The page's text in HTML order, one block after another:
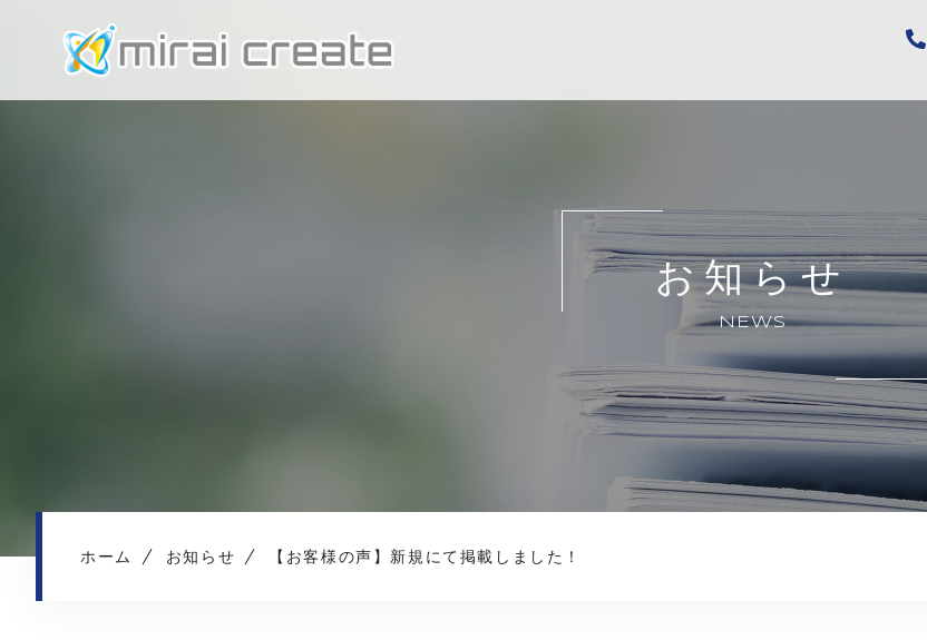
お知らせ
NEWS
ホーム お知らせ 【お客様の声】新規にて掲載しました！